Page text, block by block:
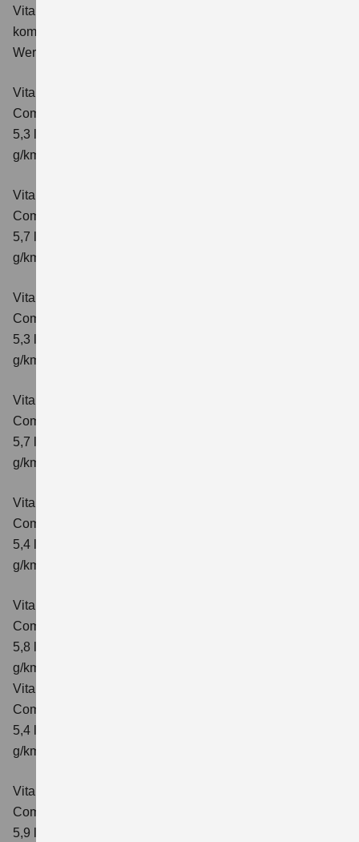
Vitara 1.4 BOOSTERJET HYBRID Club
kombinierter Energieverbrauch 5,3 l/100km; kombinierter
Wert der CO₂-Emission: 119 g/km; CO₂-Klasse: D
Vitara 1.4 BOOSTERJET HYBRID
Comfort
5,3 l/100km; kombinierter Wert der CO₂-Emission: 119
g/km; CO₂-Klasse: D
Vitara 1.4 BOOSTERJET HYBRID AT
Comfort
5,7 l/100 km; kombinierter Wert der CO₂-Emission: 129
g/km; CO₂-Klasse: D
Vitara 1.4 BOOSTERJET HYBRID
Comfort+
5,3 l/100km; kombinierter Wert der CO₂-Emission: 120
g/km; CO₂-Klasse: D
Vitara 1.4 BOOSTERJET HYBRID AT
Comfort+
5,7 l/100km; kombinierter Wert der CO₂-Emission: 130
g/km; CO₂-Klasse: D
Vitara 1.4 BOOSTERJET HYBRID ALLGRIP
Comfort
5,4 l/100km; kombinierter Wert der CO₂-Emission: 129
g/km; CO₂-Klasse: D
Vitara 1.4 BOOSTERJET HYBRID ALLGRIP AT
Comfort
5,8 l/100 km; kombinierter Wert der CO₂-Emission: 137
g/km; CO₂-Klasse: E
Vitara 1.4 BOOSTERJET HYBRID ALLGRIP
Comfort+ Verbrauchswerte: kombinierter Energieverbrauch
5,4 l/100km; kombinierter Wert der CO₂-Emission: 129
g/km; CO₂-Klasse: D
Vitara 1.4 BOOSTERJET HYBRID ALLGRIP AT
Comfort+
5,9 l/100 km; kombinierter Wert der CO₂-Emission: 138